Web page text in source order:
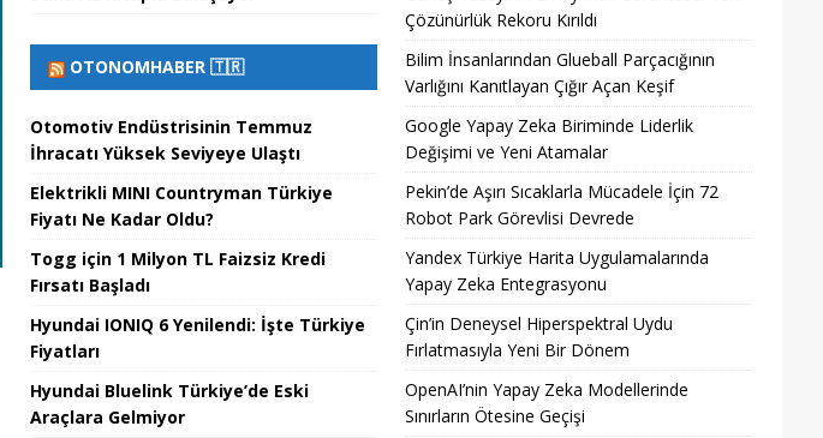
OTONOMHABER 🇹🇷
Otomotiv Endüstrisinin Temmuz
İhracatı Yüksek Seviyeye Ulaştı
Elektrikli MINI Countryman Türkiye
Fiyatı Ne Kadar Oldu?
Togg için 1 Milyon TL Faizsiz Kredi
Fırsatı Başladı
Hyundai IONIQ 6 Yenilendi: İşte Türkiye
Fiyatları
Hyundai Bluelink Türkiye’de Eski
Araçlara Gelmiyor
Çözünürlük Rekoru Kırıldı
Bilim İnsanlarından Glueball Parçacığının
Varlığını Kanıtlayan Çığır Açan Keşif
Google Yapay Zeka Biriminde Liderlik
Değişimi ve Yeni Atamalar
Pekin’de Aşırı Sıcaklarla Mücadele İçin 72
Robot Park Görevlisi Devrede
Yandex Türkiye Harita Uygulamalarında
Yapay Zeka Entegrasyonu
Çin’in Deneysel Hiperspektral Uydu
Fırlatmasıyla Yeni Bir Dönem
OpenAI’nin Yapay Zeka Modellerinde
Sınırların Ötesine Geçişi